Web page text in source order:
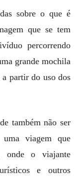
sobre o que é
que se tem
percorrendo
grande mochila
a partir do uso dos
também não ser
viagem que
onde o viajante
e outros